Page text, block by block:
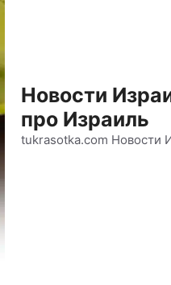
Новости
про Израиль
tukrasotka.com Новости